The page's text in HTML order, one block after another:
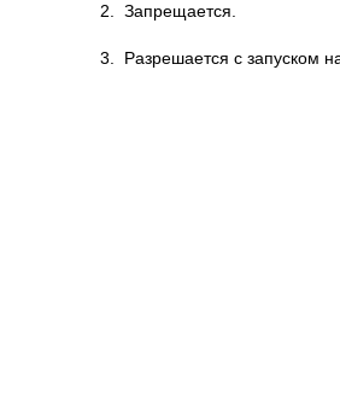
2. Запрещается.
3. Разрешается с запуском